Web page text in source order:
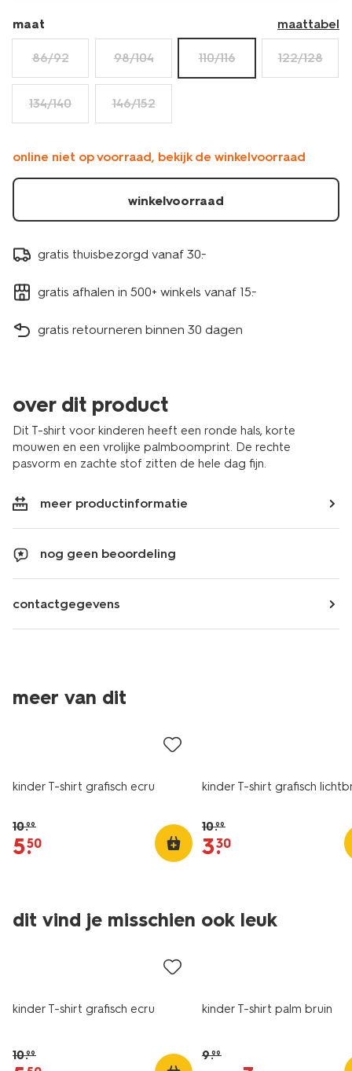
maat maattabel
86/92 98/104 110/116 122/128
134/140 146/152
online niet op voorraad, bekijk de winkelvoorraad
winkelvoorraad
gratis thuisbezorgd vanaf 30.-
gratis afhalen in 500+ winkels vanaf 15.-
gratis retourneren binnen 30 dagen
over dit product
Dit T-shirt voor kinderen heeft een ronde hals, korte
mouwen en een vrolijke palmboomprint. De rechte
pasvorm en zachte stof zitten de hele dag fijn.
meer productinformatie
nog geen beoordeling
contactgegevens
meer van dit
sale
kinder T-shirt grafisch ecru
10.99
5.
50
kinder T-shirt grafisch
10.99
3.
30
dit vind je misschien ook leuk
sale
kinder T-shirt grafisch ecru
10.99
sale
kinder T-shirt palm bruin
9.99